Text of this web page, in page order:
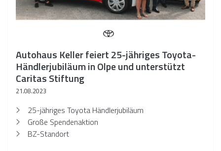
Autohaus Keller feiert 25-jähriges Toyota-
Händlerjubiläum in Olpe und unterstützt
Caritas Stiftung
21.08.2023
25-jähriges Toyota Händlerjubiläum
Große Spendenaktion
BZ-Standort